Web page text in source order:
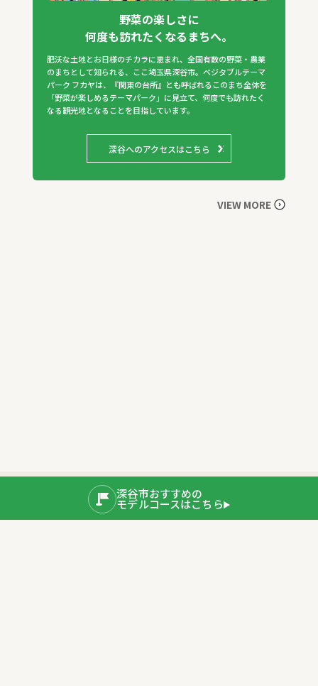
野菜の楽しさに
何度も訪れたくなるまちへ。
肥沃な土地とお日様のチカラに恵まれ、全国有数の野菜・農業
のまちとして知られる、ここ埼玉県深谷市。ベジタブルテーマ
パーク フカヤは、『関東の台所』とも呼ばれるこのまち全体を
「野菜が楽しめるテーマパーク」に見立て、何度でも訪れたく
なる観光地となることを目指しています。
深谷へのアクセスはこちら
VIEW MORE
深谷市おすすめの
モデルコースはこちら